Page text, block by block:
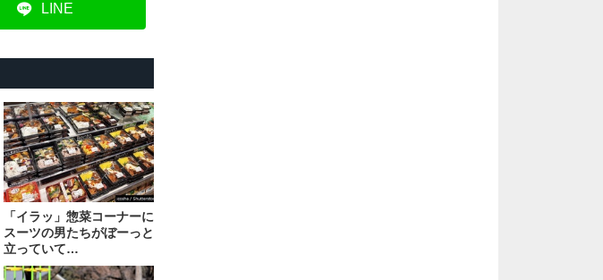
LINE
「イラッ」惣菜コーナーに
スーツの男たちがぼーっと
立っていて…